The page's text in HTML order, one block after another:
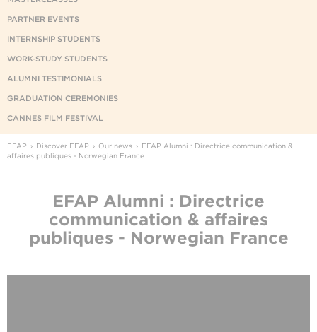
PARTNER EVENTS
INTERNSHIP STUDENTS
WORK-STUDY STUDENTS
ALUMNI TESTIMONIALS
GRADUATION CEREMONIES
CANNES FILM FESTIVAL
EFAP Discover EFAP Our news
EFAP Alumni : Directrice communication &
affaires publiques - Norwegian France
EFAP Alumni : Directrice
communication & affaires
publiques - Norwegian France